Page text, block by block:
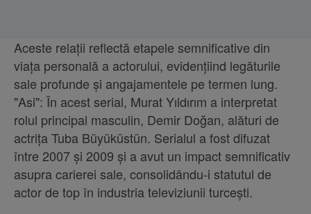
Aceste relații reflectă etapele semnificative din
viața personală a actorului, evidențiind legăturile
sale profunde și angajamentele pe termen lung.
"Asi": În acest serial, Murat Yıldırım a interpretat
rolul principal masculin, Demir Doğan, alături de
actrița Tuba Büyüküstün. Serialul a fost difuzat
între 2007 și 2009 și a avut un impact semnificativ
asupra carierei sale, consolidându-i statutul de
actor de top în industria televiziunii turcești.